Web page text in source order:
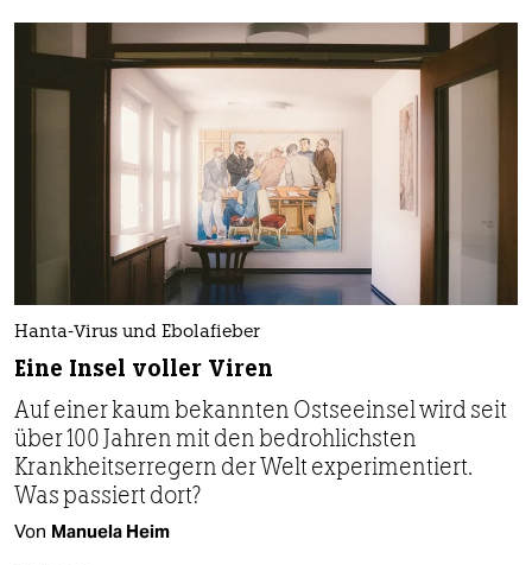
Hanta-Virus und Ebolafieber
Eine Insel voller Viren
Auf einer kaum bekannten Ostseeinsel wird seit
über 100 Jahren mit den bedrohlichsten
Krankheitserregern der Welt experimentiert.
Was passiert dort?
Von Manuela Heim